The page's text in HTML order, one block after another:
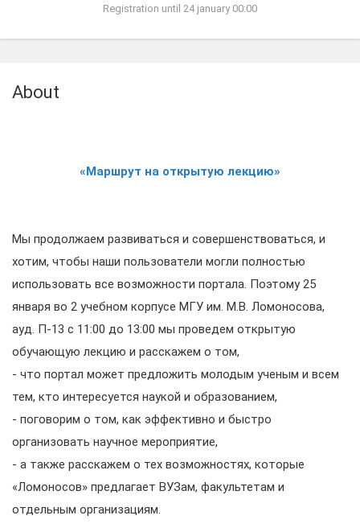
Registration until 24 january 00:00
About
«Маршрут на открытую лекцию»
Мы продолжаем развиваться и совершенствоваться, и
хотим, чтобы наши пользователи могли полностью
использовать все возможности портала. Поэтому 25
января во 2 учебном корпусе МГУ им. М.В. Ломоносова,
ауд. П-13 с 11:00 до 13:00 мы проведем открытую
обучающую лекцию и расскажем о том,
- что портал может предложить молодым ученым и всем
тем, кто интересуется наукой и образованием,
- поговорим о том, как эффективно и быстро
организовать научное мероприятие,
- а также расскажем о тех возможностях, которые
«Ломоносов» предлагает ВУЗам, факультетам и
отдельным организациям.